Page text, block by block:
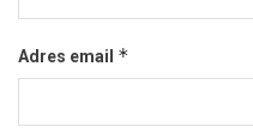
Adres email *